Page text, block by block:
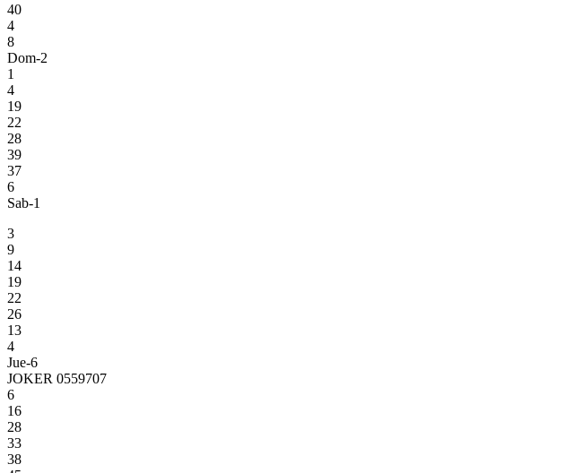
40
4
8
Dom-2
1
4
19
22
28
39
37
6
Sab-1
3
9
14
19
22
26
13
4
Jue-6
JOKER 0559707
6
16
28
33
38